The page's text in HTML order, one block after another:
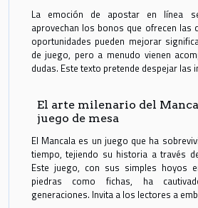
La emoción de apostar en línea
aprovechan los bonos que ofrecen las
oportunidades pueden mejorar
de juego, pero a menudo vienen
dudas. Este texto pretende despejar las
El arte milenario del
juego de mesa
El Mancala es un juego que ha
tiempo, tejiendo su historia a través
Este juego, con sus simples hoyos
piedras como fichas, ha
generaciones. Invita a los lectores a